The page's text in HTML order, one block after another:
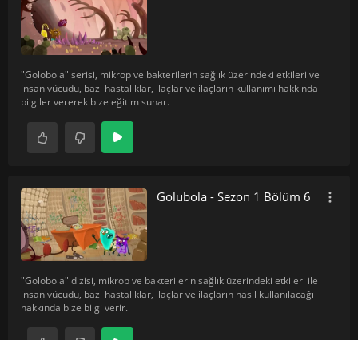
"Golobola" serisi, mikrop ve bakterilerin sağlık üzerindeki etkileri ve
insan vücudu, bazı hastalıklar, ilaçlar ve ilaçların kullanımı hakkında
bilgiler vererek bize eğitim sunar.
Golubola - Sezon 1 Bölüm 6
"Golobola" dizisi, mikrop ve bakterilerin sağlık üzerindeki etkileri ile
insan vücudu, bazı hastalıklar, ilaçlar ve ilaçların nasıl kullanılacağı
hakkında bize bilgi verir.